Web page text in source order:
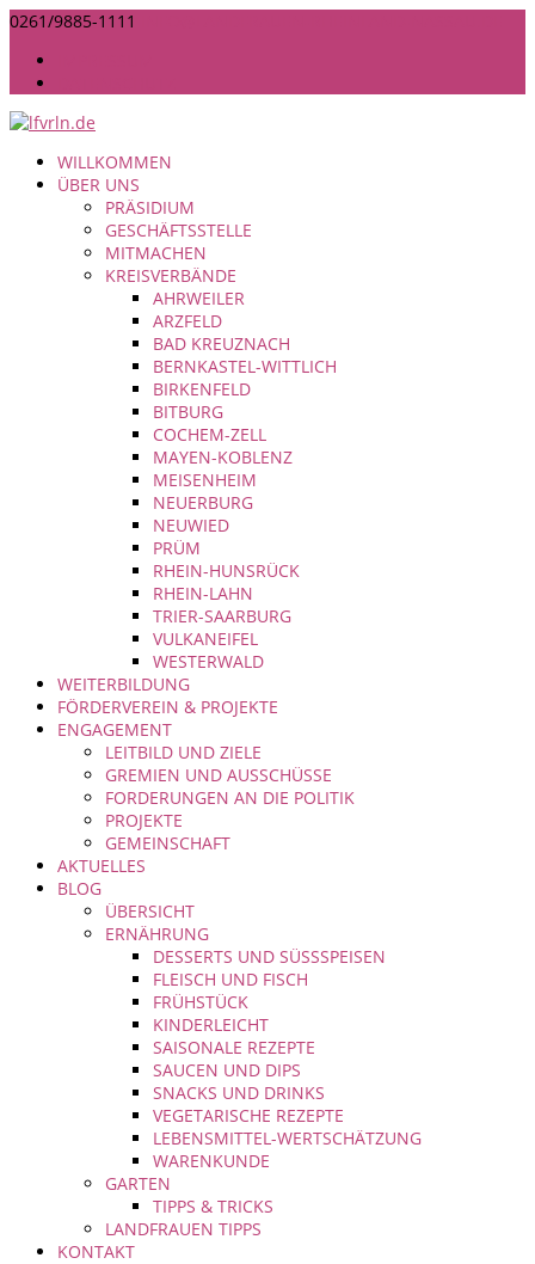
0261/9885-1111
WILLKOMMEN
ÜBER UNS
PRÄSIDIUM
GESCHÄFTSSTELLE
MITMACHEN
KREISVERBÄNDE
AHRWEILER
ARZFELD
BAD KREUZNACH
BERNKASTEL-WITTLICH
BIRKENFELD
BITBURG
COCHEM-ZELL
MAYEN-KOBLENZ
MEISENHEIM
NEUERBURG
NEUWIED
PRÜM
RHEIN-HUNSRÜCK
RHEIN-LAHN
TRIER-SAARBURG
VULKANEIFEL
WESTERWALD
WEITERBILDUNG
FÖRDERVEREIN & PROJEKTE
ENGAGEMENT
LEITBILD UND ZIELE
GREMIEN UND AUSSCHÜSSE
FORDERUNGEN AN DIE POLITIK
PROJEKTE
GEMEINSCHAFT
AKTUELLES
BLOG
ÜBERSICHT
ERNÄHRUNG
DESSERTS UND SÜSSSPEISEN
FLEISCH UND FISCH
FRÜHSTÜCK
KINDERLEICHT
SAISONALE REZEPTE
SAUCEN UND DIPS
SNACKS UND DRINKS
VEGETARISCHE REZEPTE
LEBENSMITTEL-WERTSCHÄTZUNG
WARENKUNDE
GARTEN
TIPPS & TRICKS
LANDFRAUEN TIPPS
KONTAKT